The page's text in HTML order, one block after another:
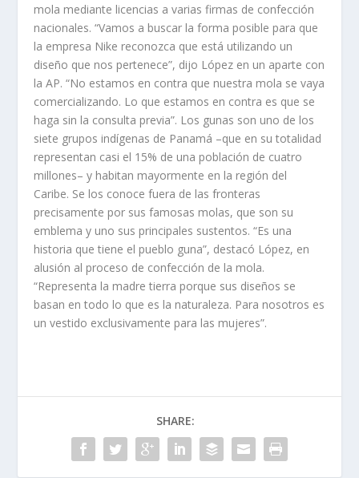
mola mediante licencias a varias firmas de confección
nacionales. “Vamos a buscar la forma posible para que
la empresa Nike reconozca que está utilizando un
diseño que nos pertenece”, dijo López en un aparte con
la AP. “No estamos en contra que nuestra mola se vaya
comercializando. Lo que estamos en contra es que se
haga sin la consulta previa”. Los gunas son uno de los
siete grupos indígenas de Panamá –que en su totalidad
representan casi el 15% de una población de cuatro
millones– y habitan mayormente en la región del
Caribe. Se los conoce fuera de las fronteras
precisamente por sus famosas molas, que son su
emblema y uno sus principales sustentos. “Es una
historia que tiene el pueblo guna”, destacó López, en
alusión al proceso de confección de la mola.
“Representa la madre tierra porque sus diseños se
basan en todo lo que es la naturaleza. Para nosotros es
un vestido exclusivamente para las mujeres”.
SHARE: